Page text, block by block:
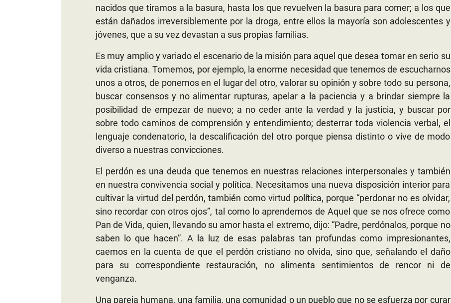
nacidos que tiramos a la basura, hasta los que revuelven la basura para comer; a los que
están dañados irreversiblemente por la droga, entre ellos la mayoría son adolescentes y
jóvenes, que a su vez devastan a sus propias familias.
Es muy amplio y variado el escenario de la misión para aquel que desea tomar en serio su
vida cristiana. Tomemos, por ejemplo, la enorme necesidad que tenemos de escucharnos
unos a otros, de ponernos en el lugar del otro, valorar su opinión y sobre todo su persona,
buscar consensos y no alimentar rupturas, apelar a la paciencia y a brindar siempre la
posibilidad de empezar de nuevo; a no ceder ante la verdad y la justicia, y buscar por
sobre todo caminos de comprensión y entendimiento; desterrar toda violencia verbal, el
lenguaje condenatorio, la descalificación del otro porque piensa distinto o vive de modo
diverso a nuestras convicciones.
El perdón es una deuda que tenemos en nuestras relaciones interpersonales y también
en nuestra convivencia social y política. Necesitamos una nueva disposición interior para
cultivar la virtud del perdón, también como virtud política, porque “perdonar no es olvidar,
sino recordar con otros ojos”, tal como lo aprendemos de Aquel que se nos ofrece como
Pan de Vida, quien, llevando su amor hasta el extremo, dijo: “Padre, perdónalos, porque no
saben lo que hacen”. A la luz de esas palabras tan profundas como impresionantes,
caemos en la cuenta de que el perdón cristiano no olvida, sino que, señalando el daño
para su correspondiente restauración, no alimenta sentimientos de rencor ni de
venganza.
Una pareja humana, una familia, una comunidad o un pueblo que no se esfuerza por curar